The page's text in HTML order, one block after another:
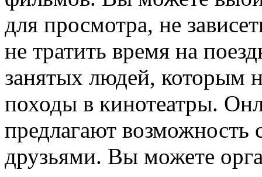
для просмотра, не
не тратить время на
занятых людей, которым
походы в кинотеатры.
предлагают
друзьями. Вы можете